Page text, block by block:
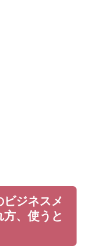
ビジネスメ
、使うと